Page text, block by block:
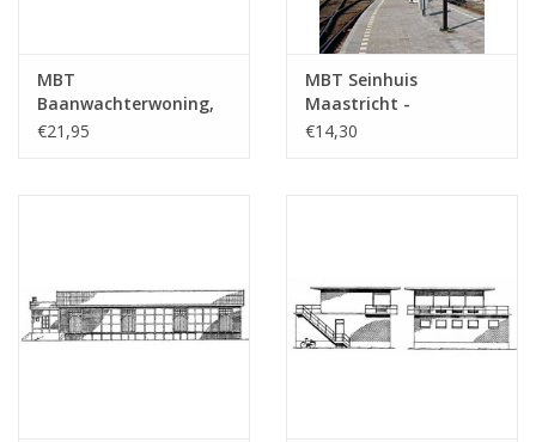
MBT
Baanwachterwoning,
spoorlijn Amsterdam-
€21,95
MBT Seinhuis
Maastricht -
Bouwtekening Schaal 1
€14,30